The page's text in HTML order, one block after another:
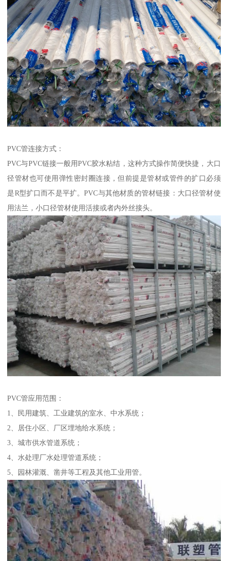
PVC管连接方式：
PVC与PVC链接一般用PVC胶水粘结，这种方式操作简便快捷，大口
径管材也可使用弹性密封圈连接，但前提是管材或管件的扩口必须
是R型扩口而不是平扩。PVC与其他材质的管材链接：大口径管材使
用法兰，小口径管材使用活接或者内外丝接头。
PVC管应用范围：
1、民用建筑、工业建筑的室水、中水系统；
2、居住小区、厂区埋地给水系统；
3、城市供水管道系统；
4、水处理厂水处理管道系统；
5、园林灌溉、凿井等工程及其他工业用管。